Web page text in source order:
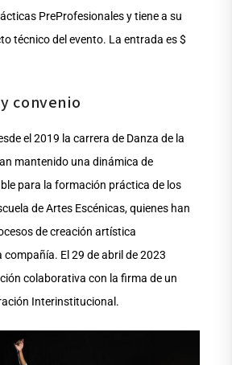
PreProfesionales y tiene a su
técnico del evento. La entrada es $
convenio
el 2019 la carrera de Danza de la
mantenido una dinámica de
para la formación práctica de los
de Artes Escénicas, quienes han
de creación artística
El 29 de abril de 2023
colaborativa con la firma de un
Interinstitucional.